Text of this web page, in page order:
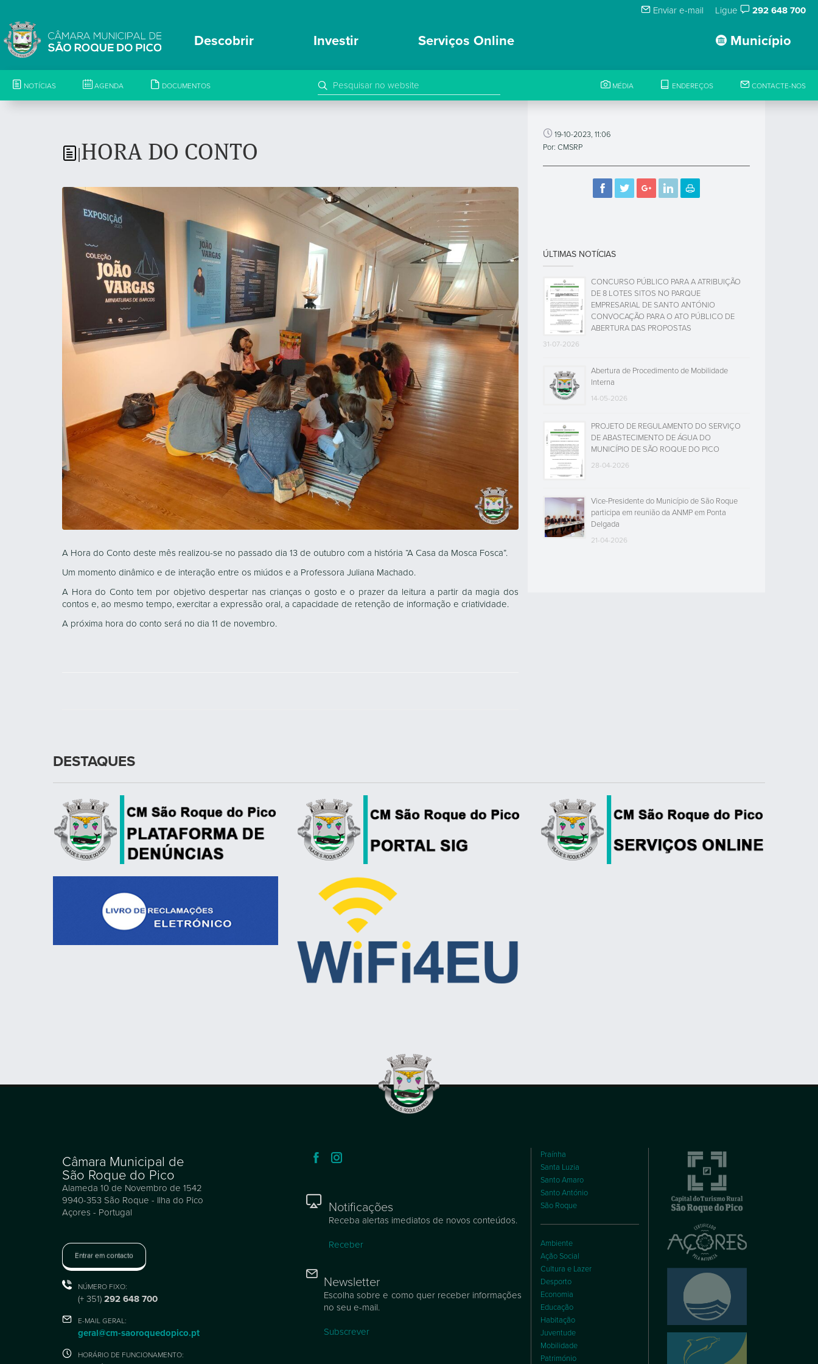
Enviar e-mail Ligue 292 648 700
Município
Descobrir Investir Serviços Online
NOTÍCIAS AGENDA DOCUMENTOS MÉDIA ENDEREÇOS CONTACTE-NOS
HORA DO CONTO
A Hora do Conto deste mês realizou-se no passado dia 13 de outubro com a história “A Casa da Mosca Fosca”.
Um momento dinâmico e de interação entre os miúdos e a Professora Juliana Machado.
A Hora do Conto tem por objetivo despertar nas crianças o gosto e o prazer da leitura a partir da magia dos
contos e, ao mesmo tempo, exercitar a expressão oral, a capacidade de retenção de informação e criatividade.
A próxima hora do conto será no dia 11 de novembro.
19-10-2023, 11:06
Por: CMSRP
ÚLTIMAS NOTÍCIAS
CONCURSO PÚBLICO PARA A ATRIBUIÇÃO
DE 8 LOTES SITOS NO PARQUE
EMPRESARIAL DE SANTO ANTÓNIO
CONVOCAÇÃO PARA O ATO PÚBLICO DE
ABERTURA DAS PROPOSTAS
31-07-2026
Abertura de Procedimento de Mobilidade
Interna
14-05-2026
PROJETO DE REGULAMENTO DO SERVIÇO
DE ABASTECIMENTO DE ÁGUA DO
MUNICÍPIO DE SÃO ROQUE DO PICO
28-04-2026
Vice-Presidente do Município de São Roque
participa em reunião da ANMP em Ponta
Delgada
21-04-2026
DESTAQUES
Câmara Municipal de
São Roque do Pico
Alameda 10 de Novembro de 1542
9940-353 São Roque - Ilha do Pico
Açores - Portugal
Entrar em contacto
NÚMERO FIXO:
(+ 351) 292 648 700
E-MAIL GERAL:
geral@cm-saoroquedopico.pt
HORÁRIO DE FUNCIONAMENTO:
Notificações
Receba alertas imediatos de novos conteúdos.
Receber
Newsletter
Escolha sobre e como quer receber informações
no seu e-mail.
Subscrever
Praínha
Santa Luzia
Santo Amaro
Santo António
São Roque
Ambiente
Ação Social
Cultura e Lazer
Desporto
Economia
Educação
Habitação
Juventude
Mobilidade
Património